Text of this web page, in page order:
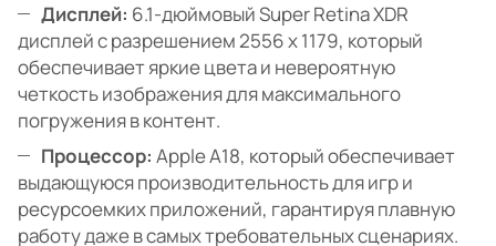
Дисплей: 6.1-дюймовый Super Retina XDR
дисплей с разрешением 2556 x 1179, который
обеспечивает яркие цвета и невероятную
четкость изображения для максимального
погружения в контент.
Процессор: Apple A18, который обеспечивает
выдающуюся производительность для игр и
ресурсоемких приложений, гарантируя плавную
работу даже в самых требовательных сценариях.